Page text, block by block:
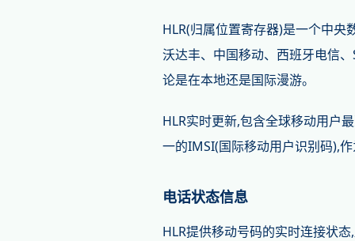
HLR(归属位置寄存器)是一个中
沃达丰、中国移动、西班牙电信
论是在本地还是国际漫游。
HLR实时更新,包含全球移动用户
一的IMSI(国际移动用户识别码),
电话状态信息
HLR提供移动号码的实时连接状